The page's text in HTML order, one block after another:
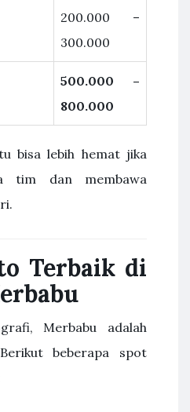
200.000 –
300.000
500.000 –
800.000
bisa lebih hemat jika
tim dan membawa
Terbaik di
Merbabu adalah
beberapa spot